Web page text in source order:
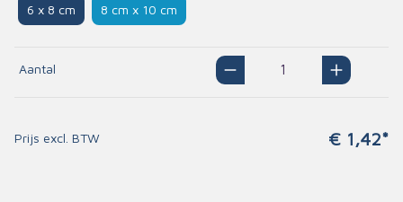
6 x 8 cm 8 cm x 10 cm
Aantal
Prijs excl. BTW € 1,42*